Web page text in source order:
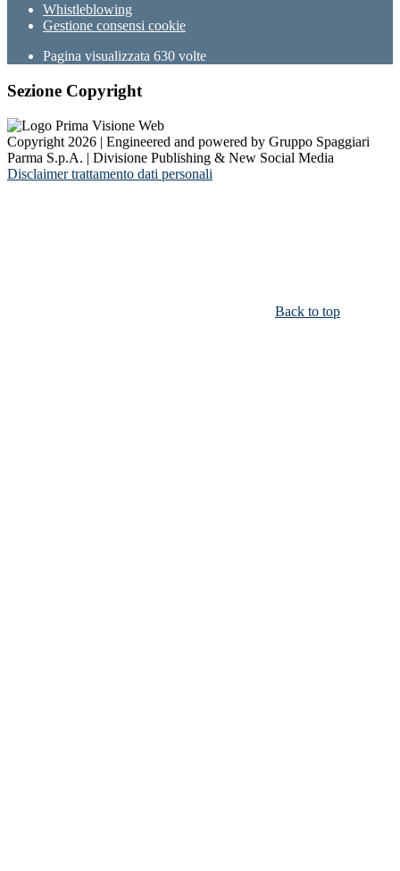
Whistleblowing
Gestione consensi cookie
Pagina visualizzata 630 volte
Sezione Copyright
Copyright 2026 | Engineered and powered by Gruppo Spaggiari
Parma S.p.A. | Divisione Publishing & New Social Media
Disclaimer trattamento dati personali
Back to top